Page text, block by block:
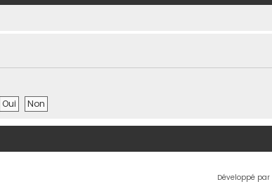
Développé par